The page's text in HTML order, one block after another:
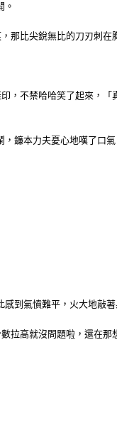
。
那比尖銳無比的刀刃刺在
，不禁哈哈笑了起來，
鐮本力夫憂心地嘆了口
到氣憤難平，火大地敲著
拉高就沒問題啦，還在